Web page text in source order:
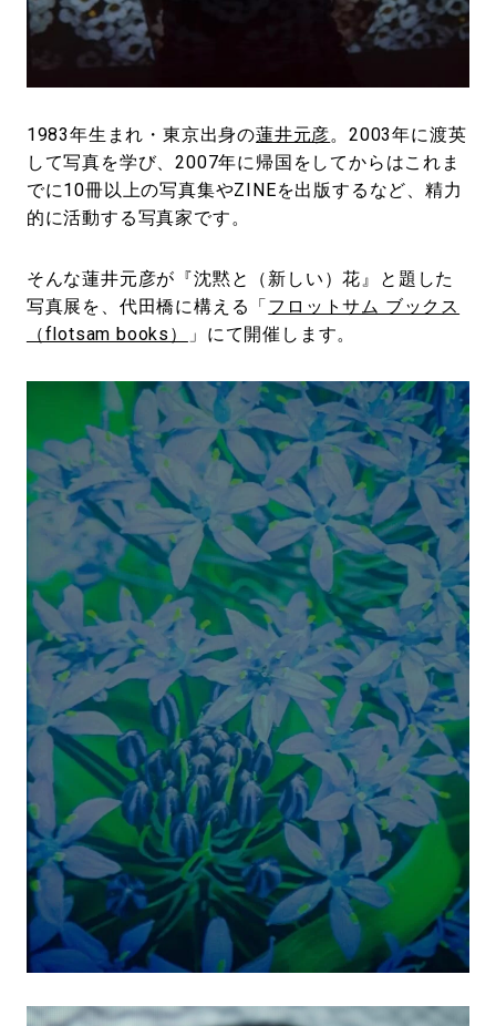
1983年生まれ・東京出身の蓮井元彦。2003年に渡英
して写真を学び、2007年に帰国をしてからはこれま
でに10冊以上の写真集やZINEを出版するなど、精力
的に活動する写真家です。
そんな蓮井元彦が『沈黙と（新しい）花』と題した
写真展を、代田橋に構える「フロットサム ブックス
（flotsam books）
」にて開催します。